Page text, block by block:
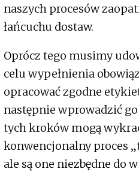
naszych procesów
łańcuchu dostaw.
Oprócz tego musimy
celu wypełnienia
opracować zgodne
następnie wprowadzić
tych kroków mogą
konwencjonalny proces
ale są one niezbędne do